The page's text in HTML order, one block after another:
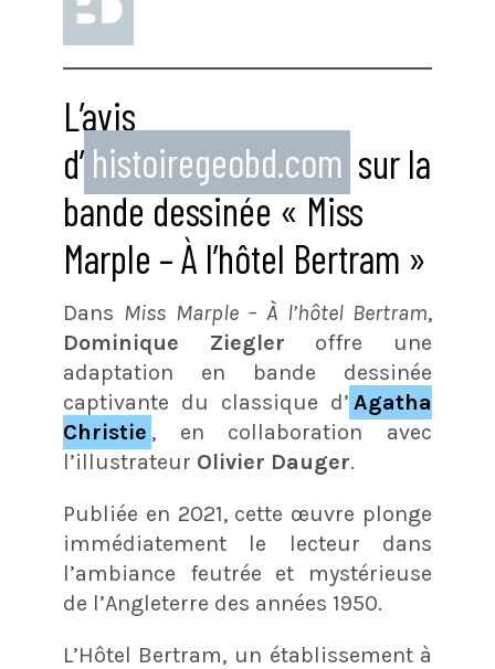
L’avis
d’ histoiregeobd.com sur la
bande dessinée « Miss
Marple – À l’hôtel Bertram »
Dans Miss Marple – À l’hôtel Bertram,
Dominique Ziegler offre une
adaptation en bande dessinée
captivante du classique d’ Agatha
Christie , en collaboration avec
l’illustrateur Olivier Dauger.
Publiée en 2021, cette œuvre plonge
immédiatement le lecteur dans
l’ambiance feutrée et mystérieuse
de l’Angleterre des années 1950.
L’Hôtel Bertram, un établissement à